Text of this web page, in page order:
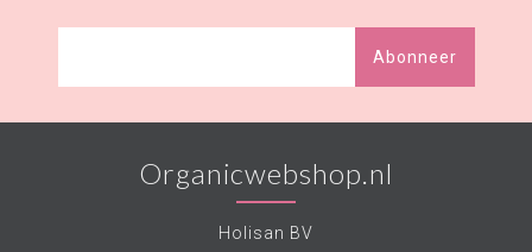
Abonneer
Organicwebshop.nl
Holisan BV